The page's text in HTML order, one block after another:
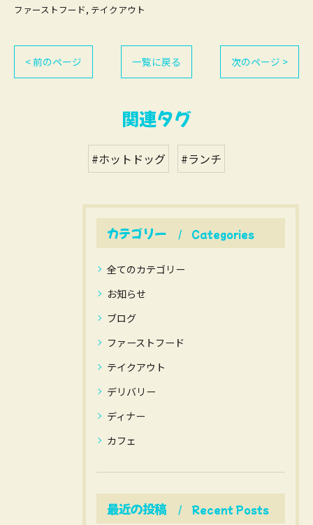
ファーストフード テイクアウト
< 前のページ 一覧に戻る 次のページ >
関連タグ
#ホットドッグ #ランチ
カテゴリー Categories
全てのカテゴリー
お知らせ
ブログ
ファーストフード
テイクアウト
デリバリー
ディナー
カフェ
最近の投稿 Recent Posts